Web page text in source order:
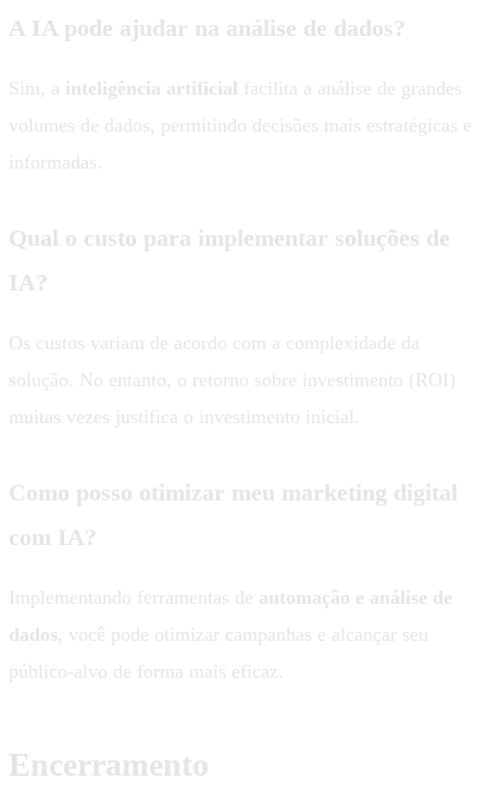
A IA pode ajudar na análise de dados?
Sim, a inteligência artificial facilita a análise de grandes
volumes de dados, permitindo decisões mais estratégicas e
informadas.
Qual o custo para implementar soluções de
IA?
Os custos variam de acordo com a complexidade da
solução. No entanto, o retorno sobre investimento (ROI)
muitas vezes justifica o investimento inicial.
Como posso otimizar meu marketing digital
com IA?
Implementando ferramentas de automação e análise de
dados, você pode otimizar campanhas e alcançar seu
público-alvo de forma mais eficaz.
Encerramento